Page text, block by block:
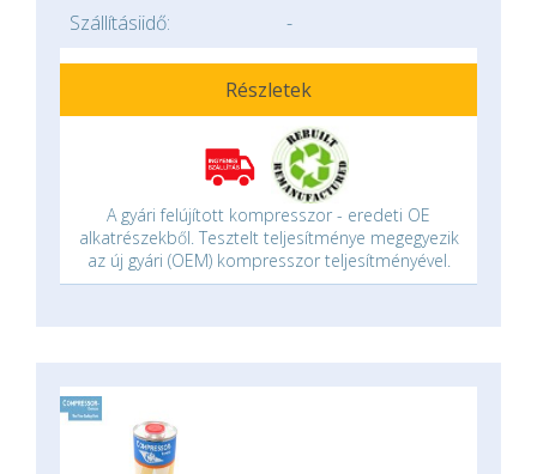
Szállításiidő:
-
Részletek
A gyári felújított kompresszor - eredeti OE
alkatrészekből. Tesztelt teljesítménye megegyezik
az új gyári (OEM) kompresszor teljesítményével.